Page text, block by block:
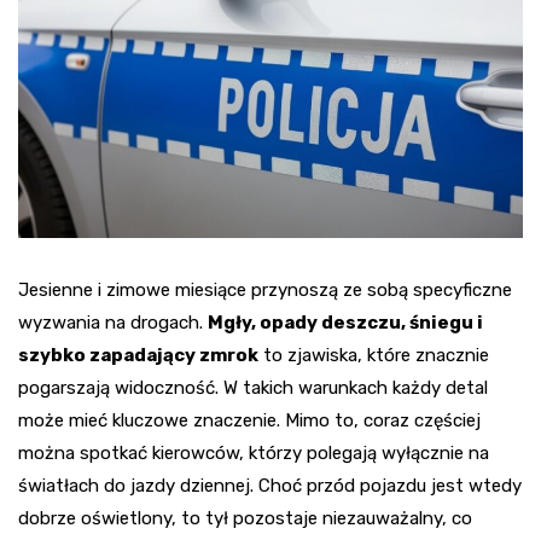
Jesienne i zimowe miesiące przynoszą ze sobą specyficzne
wyzwania na drogach. Mgły, opady deszczu, śniegu i
szybko zapadający zmrok to zjawiska, które znacznie
pogarszają widoczność. W takich warunkach każdy detal
może mieć kluczowe znaczenie. Mimo to, coraz częściej
można spotkać kierowców, którzy polegają wyłącznie na
światłach do jazdy dziennej. Choć przód pojazdu jest wtedy
dobrze oświetlony, to tył pozostaje niezauważalny, co